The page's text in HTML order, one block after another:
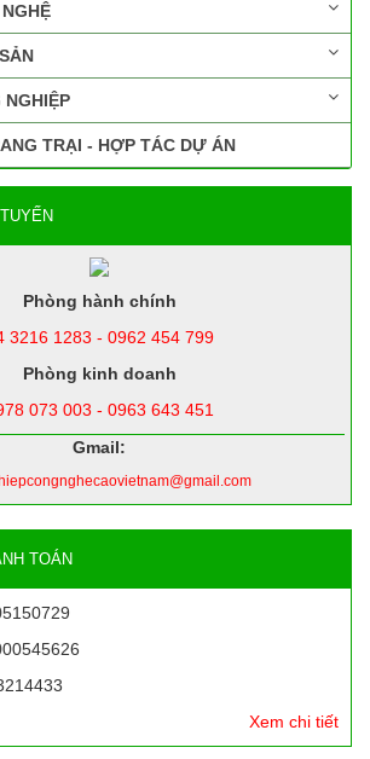
NGHIỆP
TRẠI - HỢP TÁC DỰ ÁN
Phòng hành chính
3216 1283 - 0962 454 799
Phòng kinh doanh
073 003 - 0963 643 451
Gmail:
TOÁN
Xem chi tiết